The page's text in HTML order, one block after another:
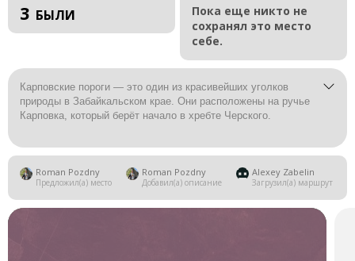
3 БЫЛИ
Пока еще никто не
сохранял это место
себе.
Карповские пороги — это один из красивейших уголков
природы в Забайкальском крае. Они расположены на ручье
Карповка, который берёт начало в хребте Черского.
огромных валунов в русле ручья, образующие каскад
небольших водопадов. Также здесь есть импровизированная
мостовая из отполированных водой каменных плит, лежащих
поперёк русла.
Roman Pozdny
Предложил(а) место
Roman Pozdny
Добавил(а) описание
Alexey Zabelin
Загрузил(а) маршрут